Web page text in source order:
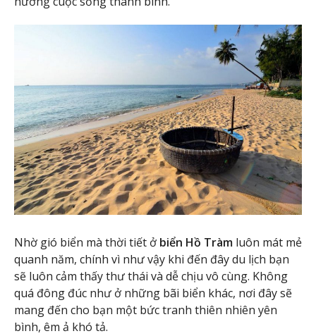
Nhờ gió biển mà thời tiết ở biển Hồ Tràm luôn mát mẻ
quanh năm, chính vì như vậy khi đến đây du lịch bạn
sẽ luôn cảm thấy thư thái và dễ chịu vô cùng. Không
quá đông đúc như ở những bãi biển khác, nơi đây sẽ
mang đến cho bạn một bức tranh thiên nhiên yên
bình, êm ả khó tả.